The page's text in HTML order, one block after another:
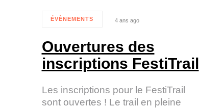
ÉVÈNEMENTS 4 ans ago
Ouvertures des
inscriptions FestiTrail
Les inscriptions pour le FestiTrail
sont ouvertes ! Le trail en pleine